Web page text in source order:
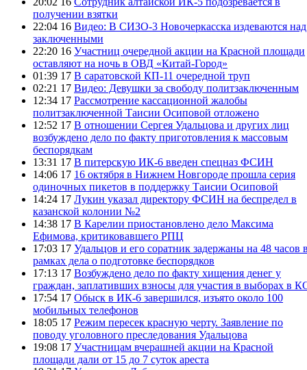
получении взятки
22:04 16 Видео: В СИЗО-3 Новочеркасска издеваются над
заключенными
22:20 16 Участниц очередной акции на Красной площади
оставляют на ночь в ОВД «Китай-Город»
01:39 17 В саратовской КП-11 очередной труп
02:21 17 Видео: Девушки за свободу политзаключенным
12:34 17 Рассмотрение кассационной жалобы
политзаключенной Таисии Осиповой отложено
12:52 17 В отношении Сергея Удальцова и других лиц
возбуждено дело по факту приготовления к массовым
беспорядкам
13:31 17 В питерскую ИК-6 введен спецназ ФСИН
14:06 17 16 октября в Нижнем Новгороде прошла серия
одиночных пикетов в поддержку Таисии Осиповой
14:24 17 Лукин указал директору ФСИН на беспредел в
казанской колонии №2
14:38 17 В Карелии приостановлено дело Максима
Ефимова, критиковавшего РПЦ
17:03 17 Удальцов и его соратник задержаны на 48 часов
рамках дела о подготовке беспорядков
17:13 17 Возбуждено дело по факту хищения денег у
граждан, заплативших взносы для участия в выборах в
17:54 17 Обыск в ИК-6 завершился, изъято около 100
мобильных телефонов
18:05 17 Режим пересек красную черту. Заявление по
поводу уголовного преследования Удальцова
19:08 17 Участницам вчерашней акции на Красной
площади дали от 15 до 7 суток ареста